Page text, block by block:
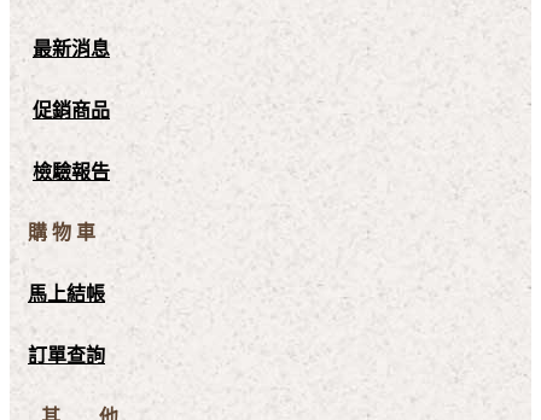
最新消息
促銷商品
檢驗報告
購 物 車
馬上結帳
訂單查詢